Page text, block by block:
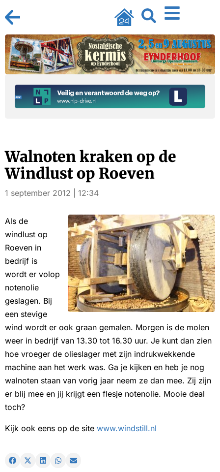
Walnoten kraken op de
Windlust op Roeven
1 september 2012 | 12:34
Als de
windlust op
Roeven in
bedrijf is
wordt er volop
notenolie
geslagen. Bij
een stevige
wind wordt er ook graan gemalen. Morgen is de molen
weer in bedrijf van 13.30 tot 16.30 uur. Je kunt dan zien
hoe vroeger de olieslager met zijn indrukwekkende
machine aan het werk was. Ga je kijken en heb je nog
walnoten staan van vorig jaar neem ze dan mee. Zij zijn
er blij mee en jij krijgt een flesje notenolie. Mooie deal
toch?
Kijk ook eens op de site www.windstill.nl